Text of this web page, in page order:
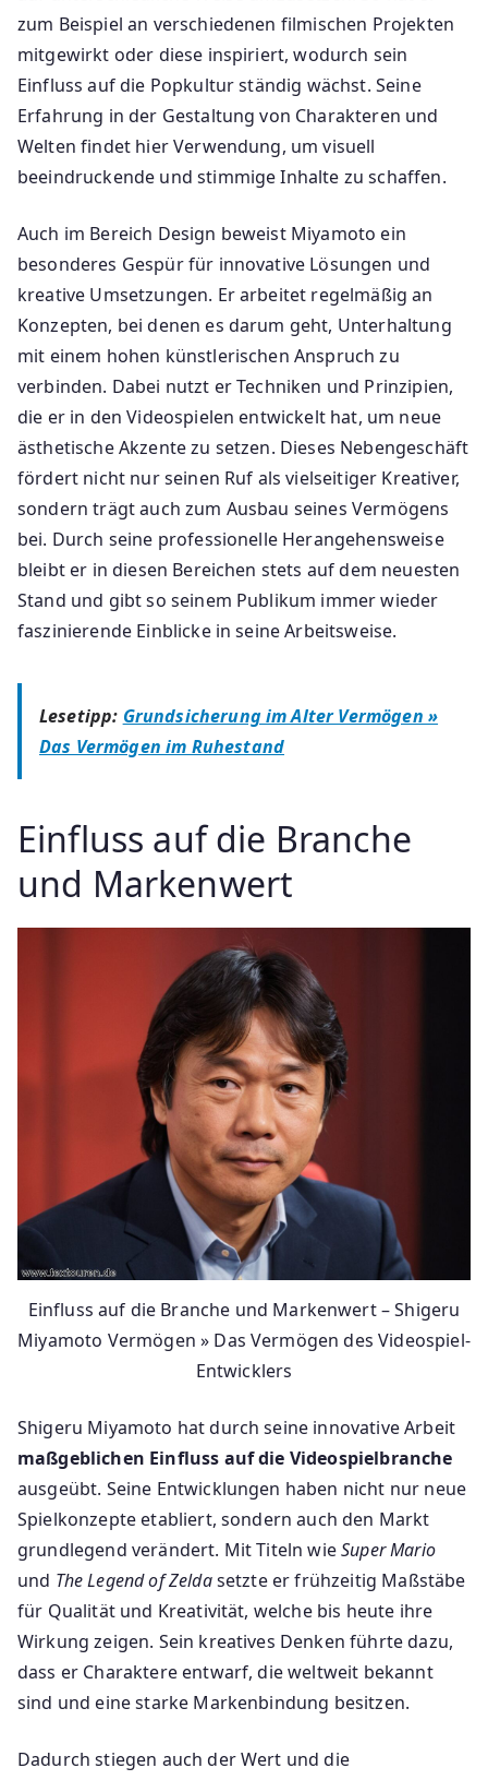
zum Beispiel an verschiedenen filmischen Projekten
mitgewirkt oder diese inspiriert, wodurch sein
Einfluss auf die Popkultur ständig wächst. Seine
Erfahrung in der Gestaltung von Charakteren und
Welten findet hier Verwendung, um visuell
beeindruckende und stimmige Inhalte zu schaffen.
Auch im Bereich Design beweist Miyamoto ein
besonderes Gespür für innovative Lösungen und
kreative Umsetzungen. Er arbeitet regelmäßig an
Konzepten, bei denen es darum geht, Unterhaltung
mit einem hohen künstlerischen Anspruch zu
verbinden. Dabei nutzt er Techniken und Prinzipien,
die er in den Videospielen entwickelt hat, um neue
ästhetische Akzente zu setzen. Dieses Nebengeschäft
fördert nicht nur seinen Ruf als vielseitiger Kreativer,
sondern trägt auch zum Ausbau seines Vermögens
bei. Durch seine professionelle Herangehensweise
bleibt er in diesen Bereichen stets auf dem neuesten
Stand und gibt so seinem Publikum immer wieder
faszinierende Einblicke in seine Arbeitsweise.
Lesetipp: Grundsicherung im Alter Vermögen »
Das Vermögen im Ruhestand
Einfluss auf die Branche
und Markenwert
Einfluss auf die Branche und Markenwert – Shigeru
Miyamoto Vermögen » Das Vermögen des Videospiel-
Entwicklers
Shigeru Miyamoto hat durch seine innovative Arbeit
maßgeblichen Einfluss auf die Videospielbranche
ausgeübt. Seine Entwicklungen haben nicht nur neue
Spielkonzepte etabliert, sondern auch den Markt
grundlegend verändert. Mit Titeln wieSuper Mario
und The Legend of Zeldasetzte er frühzeitig Maßstäbe
für Qualität und Kreativität, welche bis heute ihre
Wirkung zeigen. Sein kreatives Denken führte dazu,
dass er Charaktere entwarf, die weltweit bekannt
sind und eine starke Markenbindung besitzen.
Dadurch stiegen auch der Wert und die